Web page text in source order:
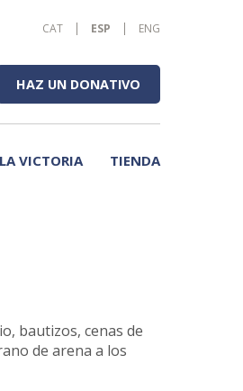
CAT ESP ENG
HAZ UN DONATIVO
VICTORIA TIENDA
bautizos, cenas de
de arena a los